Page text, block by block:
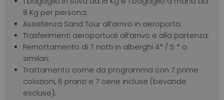
8 Kg per persona;
Assistenza Sand Tour all’arrivo in aeroporto;
Trasferimenti aeroportuali all’arrivo e alla partenza;
Pernottamento di 7 notti in alberghi 4* / 5 * o
similari;
Trattamento come da programma con 7 prime
colazioni, 6 pranzi e 7 cene incluse (bevande
escluse);